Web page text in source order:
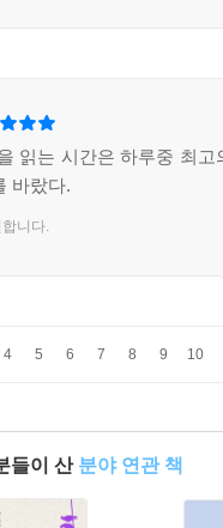
읽는 시간은 하루중 최고
바랐다.
니다.
4 5 6 7 8 9 10
들이 산 분야 연관 책